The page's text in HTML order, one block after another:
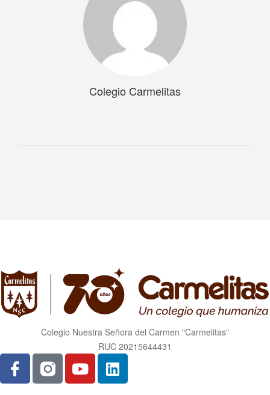
Colegio Carmelitas
Colegio Nuestra Señora del Carmen "Carmelitas"
RUC 20215644431